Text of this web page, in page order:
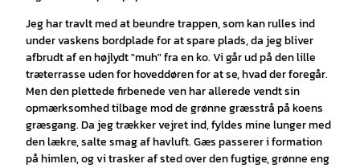
Jeg har travlt med at beundre trappen, som kan rulles ind
under vaskens bordplade for at spare plads, da jeg bliver
afbrudt af en højlydt "muh" fra en ko. Vi går ud på den lille
træterrasse uden for hoveddøren for at se, hvad der foregår.
Men den plettede firbenede ven har allerede vendt sin
opmærksomhed tilbage mod de grønne græsstrå på koens
græsgang. Da jeg trækker vejret ind, fyldes mine lunger med
den lækre, salte smag af havluft. Gæs passerer i formation
på himlen, og vi trasker af sted over den fugtige, grønne eng